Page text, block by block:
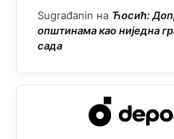
Sugrađanin на Ћосић:
општинама као ниједна
сада